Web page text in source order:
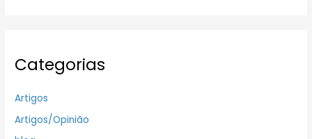
Categorias
Artigos
Artigos/Opinião